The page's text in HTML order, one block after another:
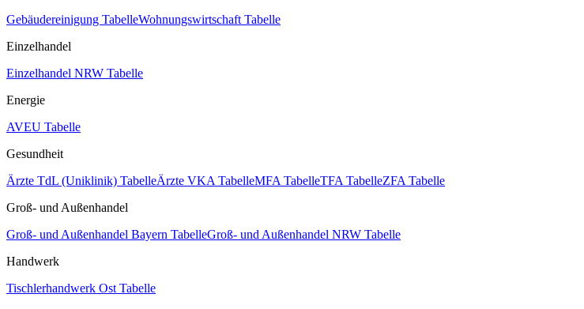
Gebäudereinigung TabelleWohnungswirtschaft Tabelle
Einzelhandel
Einzelhandel NRW Tabelle
Energie
AVEU Tabelle
Gesundheit
Ärzte TdL (Uniklinik) TabelleÄrzte VKA TabelleMFA TabelleTFA TabelleZFA Tabelle
Groß- und Außenhandel
Groß- und Außenhandel Bayern TabelleGroß- und Außenhandel NRW Tabelle
Handwerk
Tischlerhandwerk Ost Tabelle